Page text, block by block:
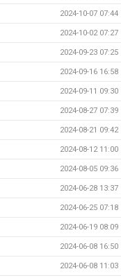
2024-10-07 07:44
2024-10-02 07:27
2024-09-23 07:25
2024-09-16 16:58
2024-09-11 09:30
2024-08-27 07:39
2024-08-21 09:42
2024-08-12 11:00
2024-08-05 09:36
2024-06-28 13:37
2024-06-25 07:18
2024-06-19 08:09
2024-06-08 16:50
2024-06-08 11:03